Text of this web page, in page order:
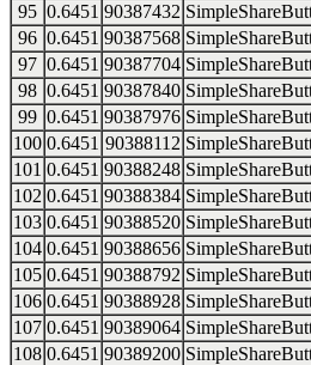
95 0.6451 90387432
96 0.6451 90387568
97 0.6451 90387704
98 0.6451 90387840
99 0.6451 90387976
100 0.6451 90388112
101 0.6451 90388248
102 0.6451 90388384
103 0.6451 90388520
104 0.6451 90388656
105 0.6451 90388792
106 0.6451 90388928
107 0.6451 90389064
108 0.6451 90389200